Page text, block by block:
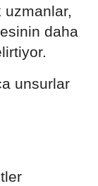
uzmanlar,
daha
unsurlar